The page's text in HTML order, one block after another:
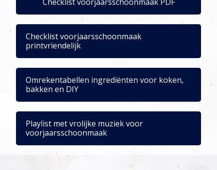
Checklist voorjaarsschoonmaak
printvriendelijk
Omrekentabellen ingrediënten voor koken,
bakken en DIY
Playlist met vrolijke muziek voor
voorjaarsschoonmaak